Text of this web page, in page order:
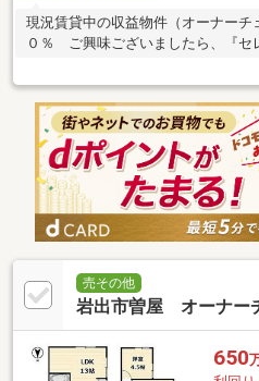
現況賃貸中の収益物件（オーナーチ
０％ ご興味ございましたら、『セ
売その他
岩出市曽屋 オーナー
650